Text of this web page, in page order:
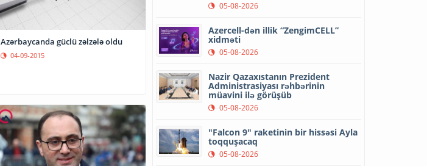
Azərbaycanda güclü zəlzələ oldu
04-09-2015
05-08-2026
Azercell-dən illik “ZengimCELL”
xidməti
05-08-2026
Nazir Qazaxıstanın Prezident
Administrasiyası rəhbərinin
müavini ilə görüşüb
05-08-2026
"Falcon 9" raketinin bir hissəsi Ayla
toqquşacaq
05-08-2026